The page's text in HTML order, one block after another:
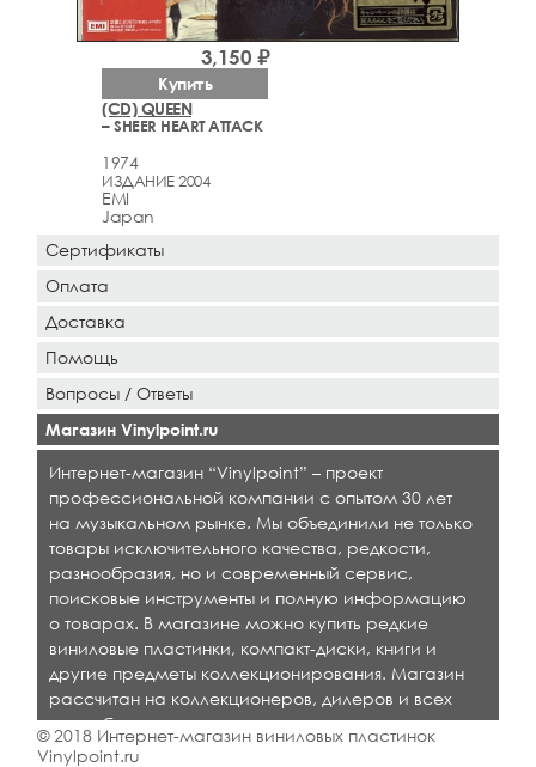
(CD) QUEEN
– SHEER HEART ATTACK
1974
ИЗДАНИЕ 2004
EMI
Japan
3,150 ₽
Купить
Сертификаты
Оплата
Доставка
Помощь
Вопросы / Ответы
Магазин Vinylpoint.ru
Интернет-магазин “Vinylpoint” – проект
профессиональной компании с опытом 30 лет
на музыкальном рынке. Мы объединили не только
товары исключительного качества, редкости,
разнообразия, но и современный сервис,
поисковые инструменты и полную информацию
о товарах. В магазине можно купить редкие
виниловые пластинки, компакт-диски, книги и
другие предметы коллекционирования. Магазин
рассчитан на коллекционеров, дилеров и всех
кто любит качественную музыку.
© 2018 Интернет-магазин виниловых пластинок
Vinylpoint.ru